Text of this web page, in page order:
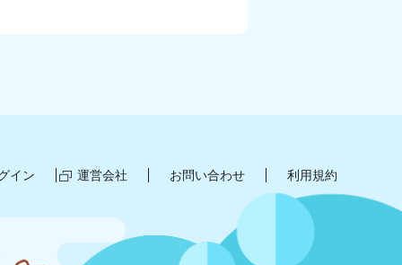
イン 運営会社 お問い合わせ 利用規約